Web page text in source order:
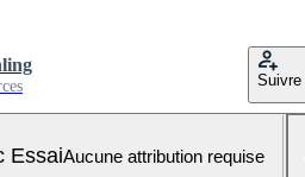
Suivre
EssaiAucune attribution requise